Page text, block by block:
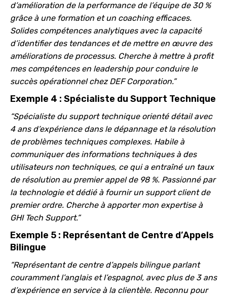
d’amélioration de la performance de l’équipe de 30 %
grâce à une formation et un coaching efficaces.
Solides compétences analytiques avec la capacité
d’identifier des tendances et de mettre en œuvre des
améliorations de processus. Cherche à mettre à profit
mes compétences en leadership pour conduire le
succès opérationnel chez DEF Corporation.”
Exemple 4 : Spécialiste du Support Technique
“Spécialiste du support technique orienté détail avec
4 ans d’expérience dans le dépannage et la résolution
de problèmes techniques complexes. Habile à
communiquer des informations techniques à des
utilisateurs non techniques, ce qui a entraîné un taux
de résolution au premier appel de 98 %. Passionné par
la technologie et dédié à fournir un support client de
premier ordre. Cherche à apporter mon expertise à
GHI Tech Support.”
Exemple 5 : Représentant de Centre d’Appels
Bilingue
“Représentant de centre d’appels bilingue parlant
couramment l’anglais et l’espagnol, avec plus de 3 ans
d’expérience en service à la clientèle. Reconnu pour